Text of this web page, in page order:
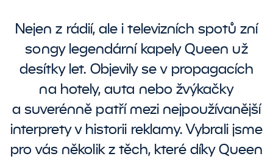
Nejen z rádií, ale i televizních spotů zní
songy legendární kapely Queen už
desítky let. Objevily se v propagacích
na hotely, auta nebo žvýkačky
a suverénně patří mezi nejpoužívanější
interprety v historii reklamy. Vybrali jsme
pro vás několik z těch, které díky Queen